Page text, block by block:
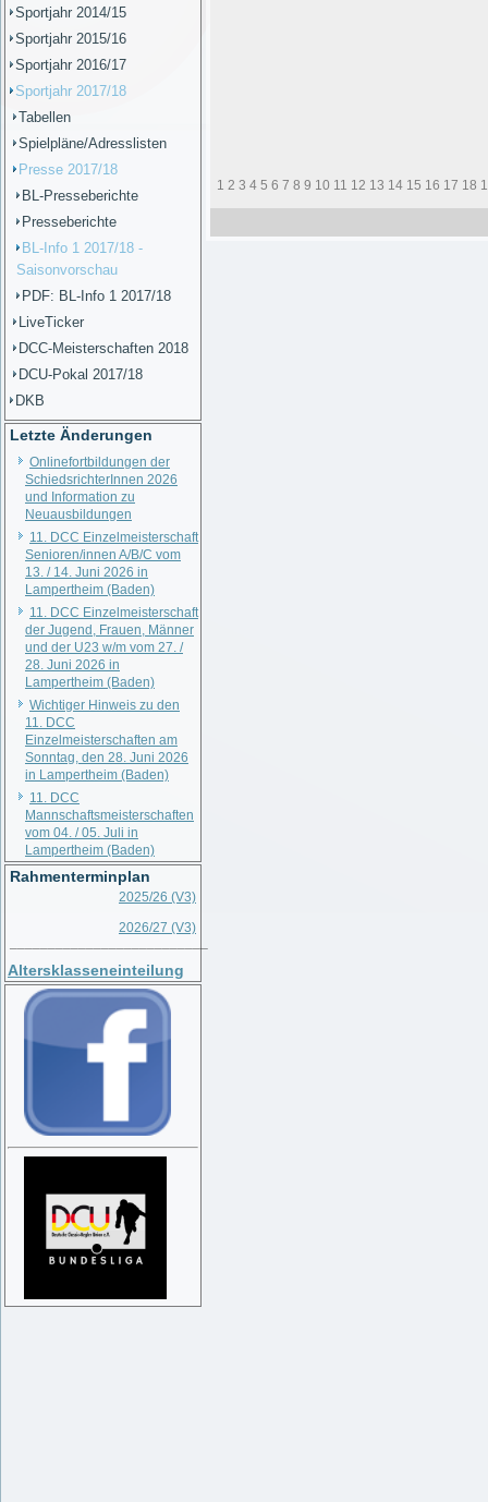
Sportjahr 2014/15
Sportjahr 2015/16
Sportjahr 2016/17
Sportjahr 2017/18
Tabellen
Spielpläne/Adresslisten
Presse 2017/18
BL-Presseberichte
Presseberichte
BL-Info 1 2017/18 -
Saisonvorschau
PDF: BL-Info 1 2017/18
LiveTicker
DCC-Meisterschaften 2018
DCU-Pokal 2017/18
DKB
Letzte Änderungen
Onlinefortbildungen der
SchiedsrichterInnen 2026
und Information zu
Neuausbildungen
11. DCC Einzelmeisterschaft
Senioren/innen A/B/C vom
13. / 14. Juni 2026 in
Lampertheim (Baden)
11. DCC Einzelmeisterschaft
der Jugend, Frauen, Männer
und der U23 w/m vom 27. /
28. Juni 2026 in
Lampertheim (Baden)
Wichtiger Hinweis zu den
11. DCC
Einzelmeisterschaften am
Sonntag, den 28. Juni 2026
in Lampertheim (Baden)
11. DCC
Mannschaftsmeisterschaften
vom 04. / 05. Juli in
Lampertheim (Baden)
Rahmenterminplan
2025/26 (V3)
2026/27 (V3)
Altersklasseneinteilung
1 2 3 4 5 6 7 8 9 10 11 12 13 14 15 16 17 18